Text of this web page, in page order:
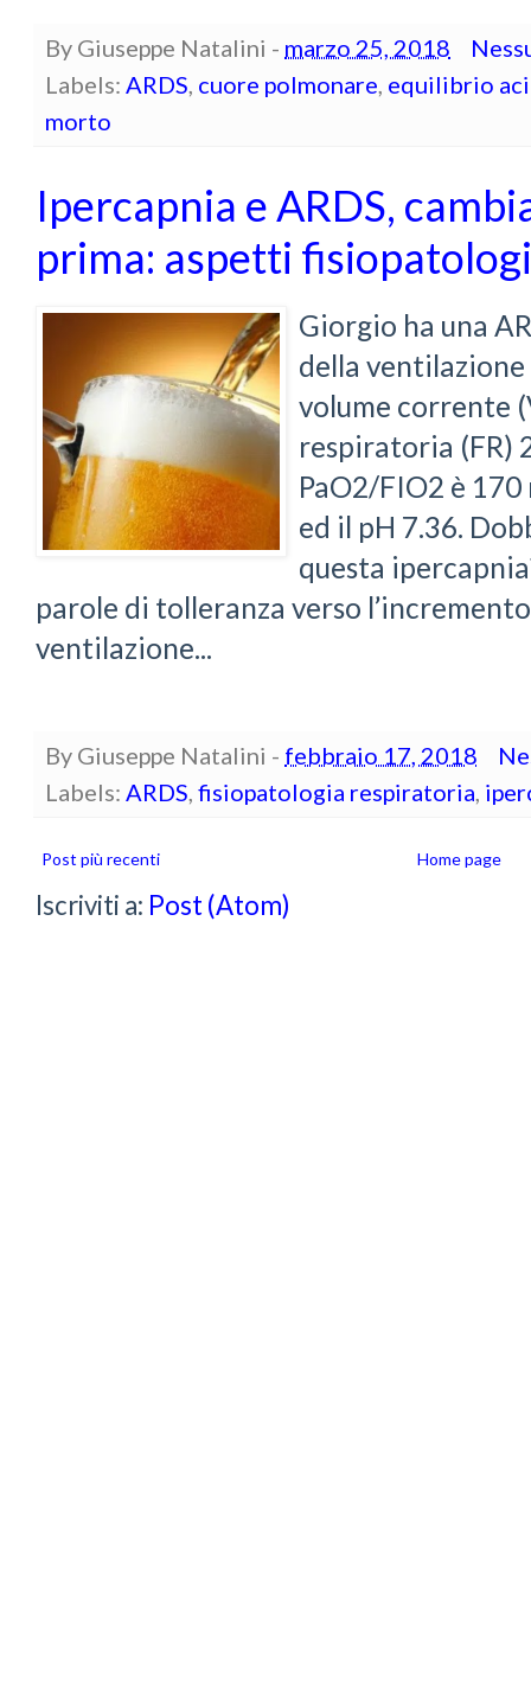
By Giuseppe Natalini - marzo 25, 2018
Labels: ARDS, cuore polmonare, equilibrio
morto
Ipercapnia e ARDS,
prima: aspetti
Giorgio ha una
della ventilazione
volume corrente
respiratoria (FR)
PaO2/FIO2 è 170
ed il pH 7.36.
questa
parole di tolleranza verso
ventilazione...
By Giuseppe Natalini - febbraio 17, 2018
Labels: ARDS, fisiopatologia respiratoria,
Post più recenti Home page
Iscriviti a: Post (Atom)